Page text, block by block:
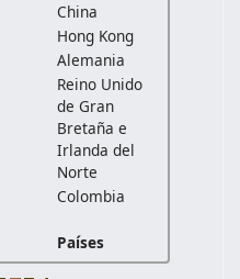
China
Hong Kong
Alemania
Reino Unido
de Gran
Bretaña e
Irlanda del
Norte
Colombia
Países